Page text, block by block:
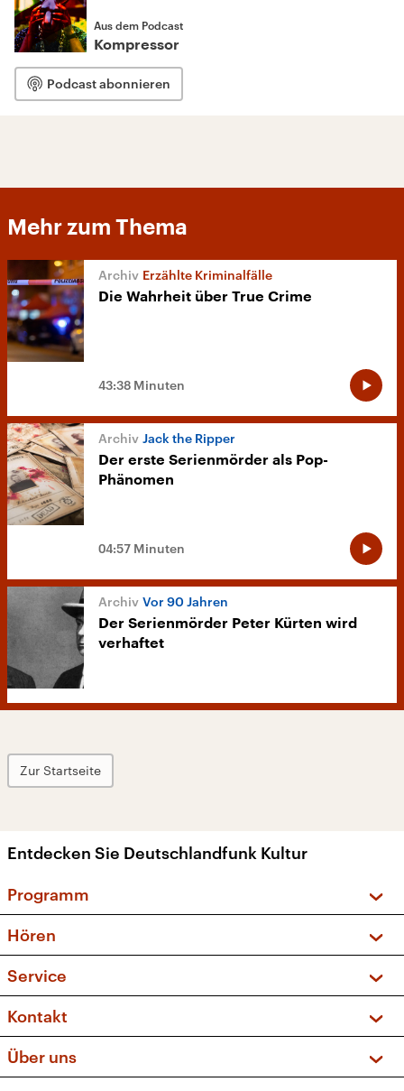
Aus dem Podcast
Kompressor
Podcast abonnieren
Mehr zum Thema
Erzählte Kriminalfälle
Die Wahrheit über True Crime
43:38 Minuten
Jack the Ripper
Der erste Serienmörder als Pop-
Phänomen
04:57 Minuten
Vor 90 Jahren
Der Serienmörder Peter Kürten wird
verhaftet
Zur Startseite
Entdecken Sie Deutschlandfunk Kultur
Programm
Sendungen und Podcasts
Musikliste
Kakadu – Das Kinderprogramm
Hören
Frequenzen (UKW + DAB+)
Service
FAQ
Apps
Newsletter
Kontakt
Social Media
Über uns